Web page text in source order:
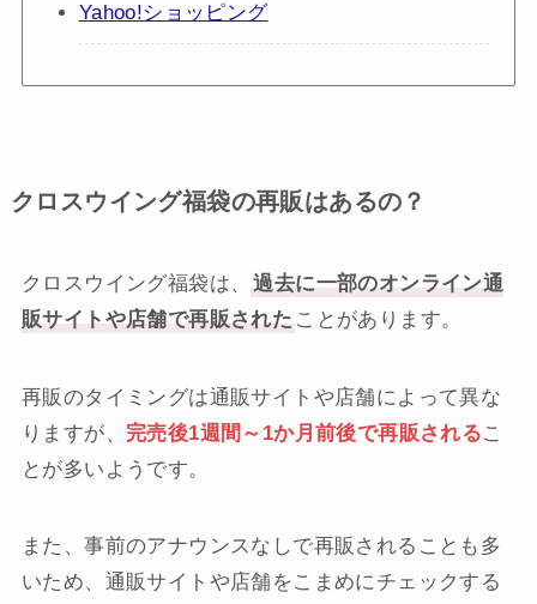
Yahoo!ショッピング
クロスウイング福袋の再販はあるの？
クロスウイング福袋は、
過去に一部のオンライン通
販サイトや店舗で再販された ことがあります。
再販のタイミングは通販サイトや店舗によって異な
りますが、 完売後1週間～1か月前後で再販されるこ
とが多いようです。
また、事前のアナウンスなしで再販されることも多
いため、通販サイトや店舗をこまめにチェックする